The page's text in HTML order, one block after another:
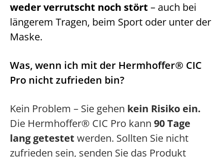
weder verrutscht noch stört – auch bei
längerem Tragen, beim Sport oder unter der
Maske.
Was, wenn ich mit der Hermhoffer® CIC
Pro nicht zufrieden bin?
Kein Problem – Sie gehen kein Risiko ein.
Die Hermhoffer® CIC Pro kann 90 Tage
lang getestet werden. Sollten Sie nicht
zufrieden sein, senden Sie das Produkt